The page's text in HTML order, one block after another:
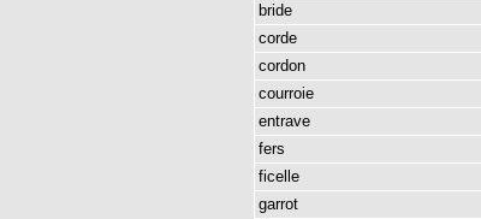
bride
corde
cordon
courroie
entrave
fers
ficelle
garrot